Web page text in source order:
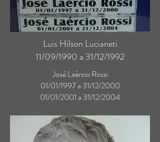
Luis Hilson Lucianeti
11/09/1990 a 31/12/1992
José Laércio Rossi
01/01/1997 a 31/12/2000
01/01/2001 a 31/12/2004